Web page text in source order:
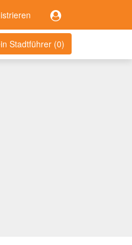
Stadtführer (0)